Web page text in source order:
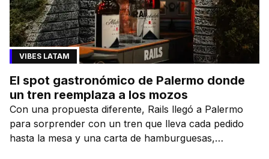
VIBES LATAM
El spot gastronómico de Palermo donde
un tren reemplaza a los mozos
Con una propuesta diferente, Rails llegó a Palermo
para sorprender con un tren que lleva cada pedido
hasta la mesa y una carta de hamburguesas,